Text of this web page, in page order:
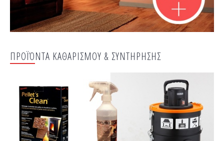
ΠΡΟΪΌΝΤΑ ΚΑΘΑΡΙΣΜΟΥ & ΣΥΝΤΗΡΗΣΗΣ